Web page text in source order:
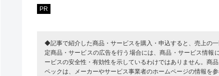
PR
◆記事で紹介した商品・サービスを購入・申込すると、売上の
定商品・サービスの広告を行う場合には、商品・サービス情
ービスの安全性・有効性を示しているわけではありません。
ペックは、メーカーやサービス事業者のホームページの情報を